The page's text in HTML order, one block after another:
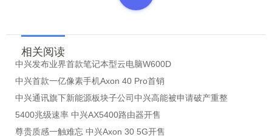
相关阅读
中兴发布业界首款笔记本型云电脑W600D
中兴首款一亿像素手机Axon 40 Pro首销
中兴通讯旗下新能源板块子公司中兴高能被申请破产重整
5400兆级速率 中兴AX5400路由器开售
尊贵质感一触难忘 中兴Axon 30 5G开售